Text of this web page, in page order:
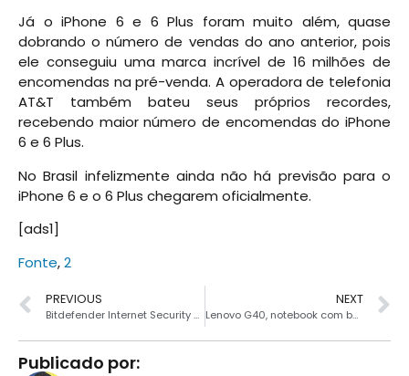
Já o iPhone 6 e 6 Plus foram muito além, quase
dobrando o número de vendas do ano anterior, pois
ele conseguiu uma marca incrível de 16 milhões de
encomendas na pré-venda. A operadora de telefonia
AT&T também bateu seus próprios recordes,
recebendo maior número de encomendas do iPhone
6 e 6 Plus.
No Brasil infelizmente ainda não há previsão para o
iPhone 6 e o 6 Plus chegarem oficialmente.
[ads1]
Fonte,2
PREVIOUS
Bitdefender Internet Security 2015 Grátis
NEXT
Lenovo G40, notebook com bom custo-benefício
Publicado por: